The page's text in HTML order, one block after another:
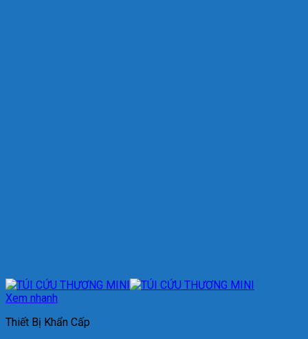
Xem nhanh
Thiết Bị Khẩn Cấp